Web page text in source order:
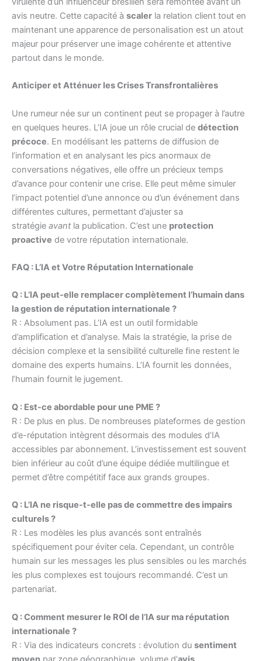
avis neutre. Cette capacité à scaler la relation client tout en
maintenant une apparence de personalisation est un atout
majeur pour préserver une image cohérente et attentive
partout dans le monde.
Anticiper et Atténuer les Crises Transfrontalières
Une rumeur née sur un continent peut se propager à l’autre
en quelques heures. L’IA joue un rôle crucial de détection
précoce. En modélisant les patterns de diffusion de
l’information et en analysant les pics anormaux de
conversations négatives, elle offre un précieux temps
d’avance pour contenir une crise. Elle peut même simuler
l’impact potentiel d’une annonce ou d’un événement dans
différentes cultures, permettant d’ajuster sa
stratégie avant la publication. C’est une protection
proactive de votre réputation internationale.
FAQ : L’IA et Votre Réputation Internationale
Q : L’IA peut-elle remplacer complètement l’humain dans
la gestion de réputation internationale ?
R : Absolument pas. L’IA est un outil formidable
d’amplification et d’analyse. Mais la stratégie, la prise de
décision complexe et la sensibilité culturelle fine restent le
domaine des experts humains. L’IA fournit les données,
l’humain fournit le jugement.
Q : Est-ce abordable pour une PME ?
R : De plus en plus. De nombreuses plateformes de gestion
d’e-réputation intègrent désormais des modules d’IA
accessibles par abonnement. L’investissement est souvent
bien inférieur au coût d’une équipe dédiée multilingue et
permet d’être compétitif face aux grands groupes.
Q : L’IA ne risque-t-elle pas de commettre des impairs
culturels ?
R : Les modèles les plus avancés sont entraînés
spécifiquement pour éviter cela. Cependant, un contrôle
humain sur les messages les plus sensibles ou les marchés
les plus complexes est toujours recommandé. C’est un
partenariat.
Q : Comment mesurer le ROI de l’IA sur ma réputation
internationale ?
R : Via des indicateurs concrets : évolution du sentiment